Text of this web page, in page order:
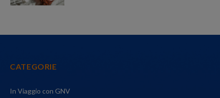
CATEGORIE
In Viaggio con GNV